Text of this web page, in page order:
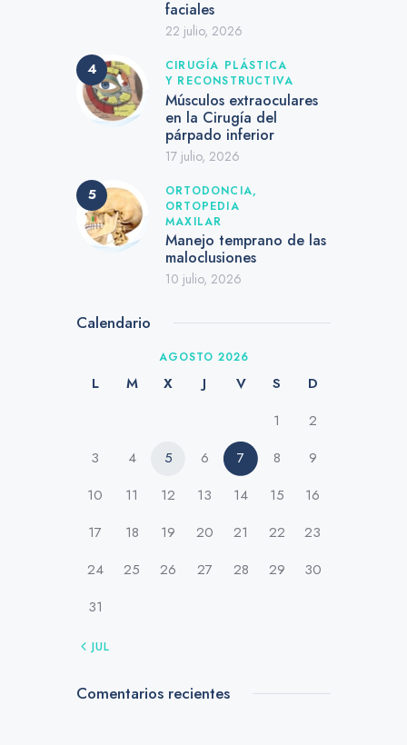
faciales
22 julio, 2026
CIRUGÍA PLÁSTICA
Y RECONSTRUCTIVA
Músculos extraoculares
en la Cirugía del
párpado inferior
17 julio, 2026
ORTODONCIA,
ORTOPEDIA
MAXILAR
Manejo temprano de las
maloclusiones
10 julio, 2026
Calendario
AGOSTO 2026
L M X J V S
D
1
2
3
4 5 6 7 8
9
10
11 12 13 14 15
16
17
18 19 20 21 22
23
24
25 26 27 28 29
30
31
« JUL
Comentarios recientes